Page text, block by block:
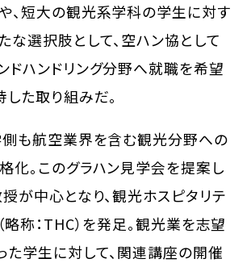
、短大の観光系学科の学生に対す
な選択肢として、空ハン協として
ドハンドリング分野へ就職を希望
た取り組みだ。
側も航空業界を含む観光分野への
化。このグラハン見学会を提案し
が中心となり、観光ホスピタリテ
称：THC）を発足。観光業を志望
た学生に対して、関連講座の開催